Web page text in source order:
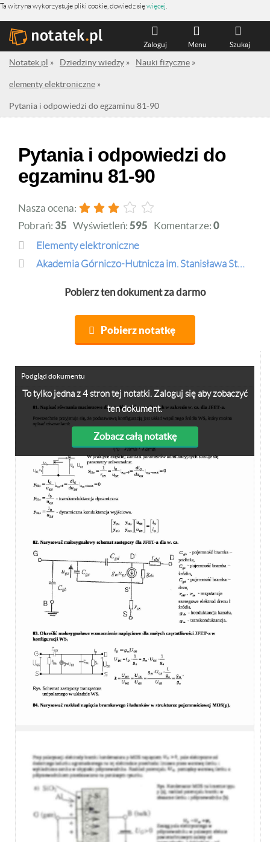
Ta witryna wykorzystuje pliki cookie, dowiedz sięwięcej
Szukaj
Menu
Zaloguj
Notatek.pl » Dziedziny wiedzy » Nauki fizyczne »
elementy elektroniczne »
Pytania i odpowiedzi do egzaminu 81-90
Pytania i odpowiedzi do
egzaminu 81-90
Nasza ocena:
Pobrań: 35 Wyświetleń: 595 Komentarze: 0
elementy elektroniczne
Akademia Górniczo-Hutnicza im. Stanisława Staszica w Krakowie
Pobierz ten dokument za darmo
Pobierz notatkę
To tylko jedna z 4 stron tej notatki. Zaloguj się aby zobaczyć
ten dokument.
Zobacz całą notatkę
Podgląd dokumentu